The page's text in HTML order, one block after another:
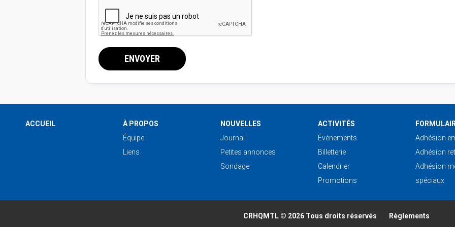
ENVOYER
ACCUEIL
À PROPOS
Équipe
Liens
NOUVELLES
Journal
Petites annonces
Sondage
ACTIVITÉS
Événements
Billetterie
Calendrier
Promotions
Adhésion
Adhésion
Adhésion
spéciaux
CRHQMTL © 2026 Tous droits réservés Règlements